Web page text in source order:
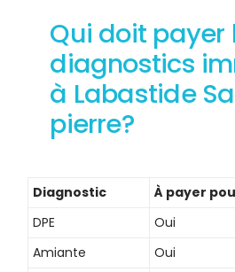
Qui doit payer
diagnostics
à Labastide
pierre?
Diagnostic
À payer
DPE
Oui
Amiante
Oui